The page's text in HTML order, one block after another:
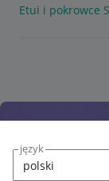
język
Etui i pokrowce